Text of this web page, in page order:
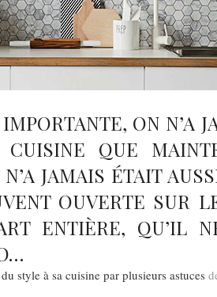
ON N’A
QUE
JAMAIS ÉTAIT
OUVERTE SUR
ENTIÈRE, QU’IL
style à sa cuisine par plusieurs astuces